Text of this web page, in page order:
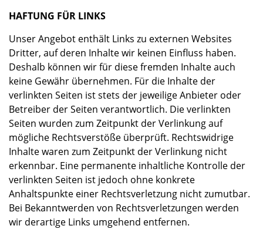
HAFTUNG FÜR LINKS
Unser Angebot enthält Links zu externen Websites
Dritter, auf deren Inhalte wir keinen Einfluss haben.
Deshalb können wir für diese fremden Inhalte auch
keine Gewähr übernehmen. Für die Inhalte der
verlinkten Seiten ist stets der jeweilige Anbieter oder
Betreiber der Seiten verantwortlich. Die verlinkten
Seiten wurden zum Zeitpunkt der Verlinkung auf
mögliche Rechtsverstöße überprüft. Rechtswidrige
Inhalte waren zum Zeitpunkt der Verlinkung nicht
erkennbar. Eine permanente inhaltliche Kontrolle der
verlinkten Seiten ist jedoch ohne konkrete
Anhaltspunkte einer Rechtsverletzung nicht zumutbar.
Bei Bekanntwerden von Rechtsverletzungen werden
wir derartige Links umgehend entfernen.